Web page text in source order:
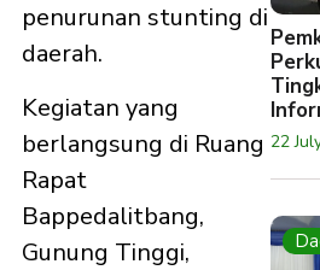
penurunan stunting di
daerah.
Kegiatan yang
berlangsung di Ruang
Rapat
Bappedalitbang,
Gunung Tinggi,
22